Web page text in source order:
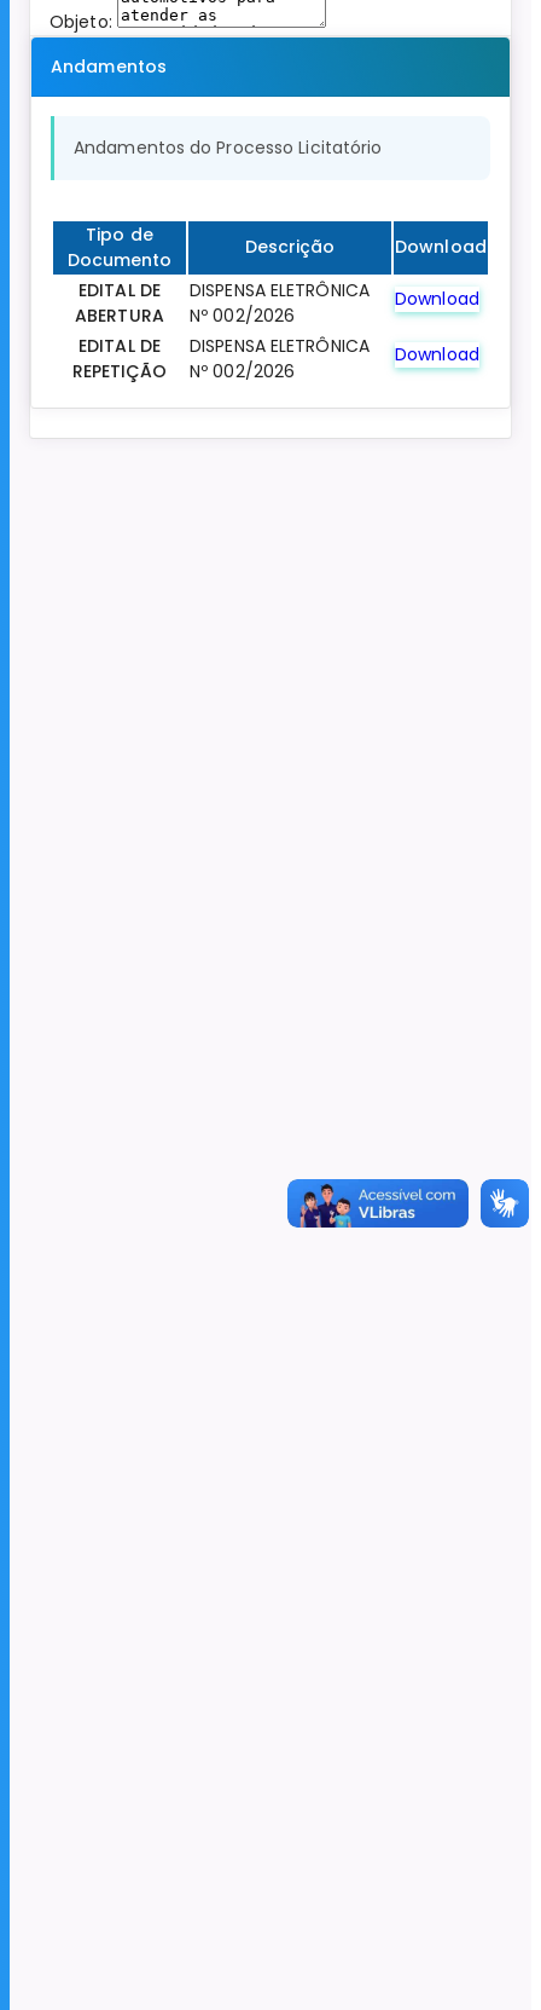
Objeto:
Andamentos
Andamentos do Processo Licitatório
Tipo de
Documento
Descrição
Download
EDITAL DE
ABERTURA
DISPENSA ELETRÔNICA
Nº 002/2026
Download
EDITAL DE
REPETIÇÃO
DISPENSA ELETRÔNICA
Nº 002/2026
Download